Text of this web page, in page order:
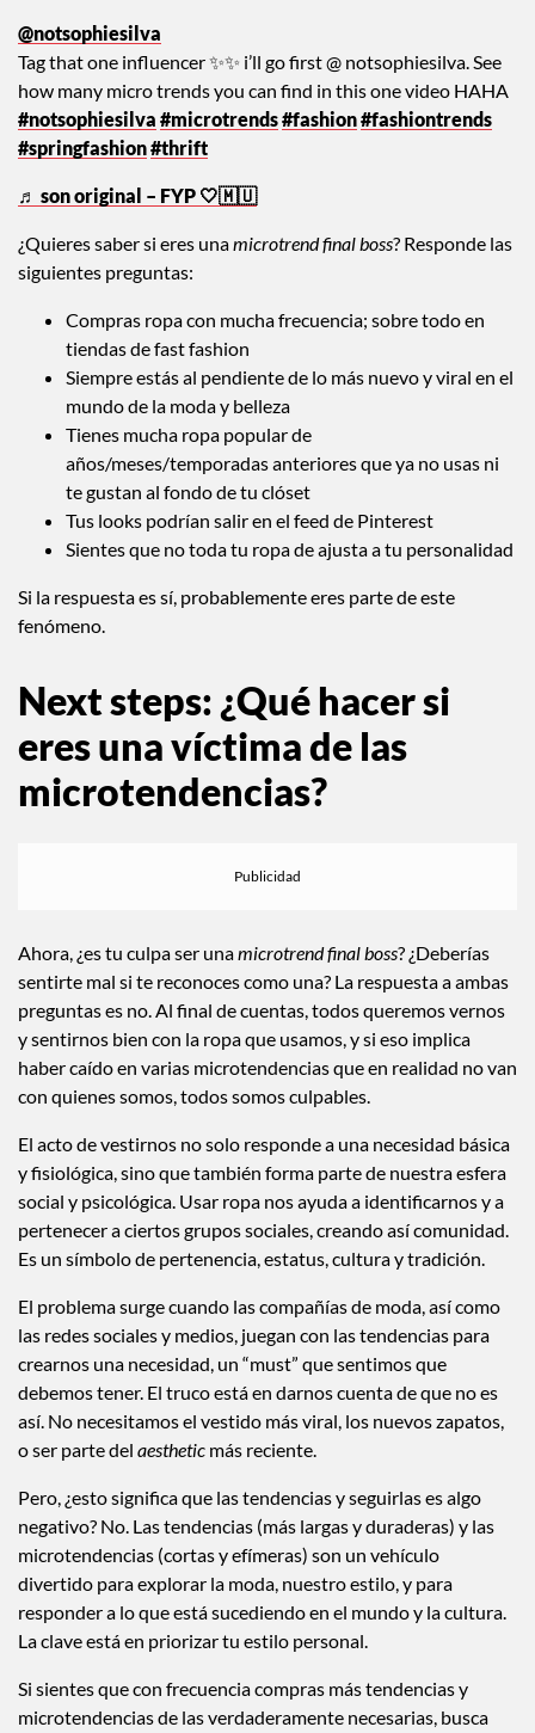
@notsophiesilva
Tag that one influencer ✨✨ i’ll go first @ notsophiesilva. See
how many micro trends you can find in this one video HAHA
#notsophiesilva #microtrends#fashion#fashiontrends
#springfashion#thrift
♬ son original – FYP 🤍🇲🇺
¿Quieres saber si eres unamicrotrend final boss? Responde las
siguientes preguntas:
Compras ropa con mucha frecuencia; sobre todo en
tiendas de fast fashion
Siempre estás al pendiente de lo más nuevo y viral en el
mundo de la moda y belleza
Tienes mucha ropa popular de
años/meses/temporadas anteriores que ya no usas ni
te gustan al fondo de tu clóset
Tus looks podrían salir en el feed de Pinterest
Sientes que no toda tu ropa de ajusta a tu personalidad
Si la respuesta es sí, probablemente eres parte de este
fenómeno.
Next steps: ¿Qué hacer si
eres una víctima de las
microtendencias?
Ahora, ¿es tu culpa ser unamicrotrend final boss? ¿Deberías
sentirte mal si te reconoces como una? La respuesta a ambas
preguntas es no. Al final de cuentas, todos queremos vernos
y sentirnos bien con la ropa que usamos, y si eso implica
haber caído en varias microtendencias que en realidad no van
con quienes somos, todos somos culpables.
El acto de vestirnos no solo responde a una necesidad básica
y fisiológica, sino que también forma parte de nuestra esfera
social y psicológica. Usar ropa nos ayuda a identificarnos y a
pertenecer a ciertos grupos sociales, creando así comunidad.
Es un símbolo de pertenencia, estatus, cultura y tradición.
El problema surge cuando las compañías de moda, así como
las redes sociales y medios, juegan con las tendencias para
crearnos una necesidad, un “must” que sentimos que
debemos tener. El truco está en darnos cuenta de que no es
así. No necesitamos el vestido más viral, los nuevos zapatos,
o ser parte del aesthetic más reciente.
Pero, ¿esto significa que las tendencias y seguirlas es algo
negativo? No. Las tendencias (más largas y duraderas) y las
microtendencias (cortas y efímeras) son un vehículo
divertido para explorar la moda, nuestro estilo, y para
responder a lo que está sucediendo en el mundo y la cultura.
La clave está en priorizar tu estilo personal.
Si sientes que con frecuencia compras más tendencias y
microtendencias de las verdaderamente necesarias, busca